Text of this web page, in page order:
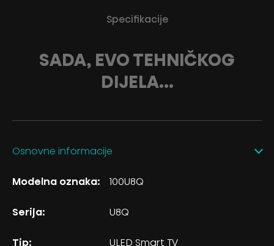
Specifikacije
SADA, EVO TEHNIČKOG
DIJELA...
Osnovne informacije
Modelna oznaka: 100U8Q
Serija: U8Q
Tip: ULED Smart TV